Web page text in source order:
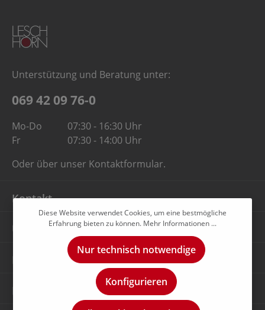
Unterstützung und Beratung unter:
069 42 09 76-0
Mo-Do
07:30 - 16:30 Uhr
Fr
07:30 - 14:00 Uhr
Oder über unser Kontaktformular.
Kontakt
Unternehmen
Rechtliches
Diese Website verwendet Cookies, um eine bestmögliche
Erfahrung bieten zu können. Mehr Informationen ...
Nur technisch notwendige
Konfigurieren